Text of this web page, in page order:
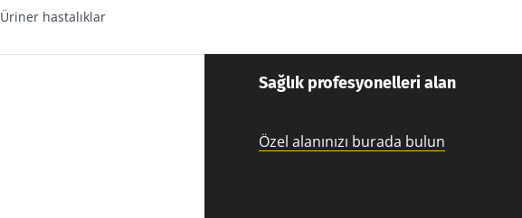
Üriner hastalıklar
Sağlık profesyonelleri alan
Özel alanınızı burada bulun